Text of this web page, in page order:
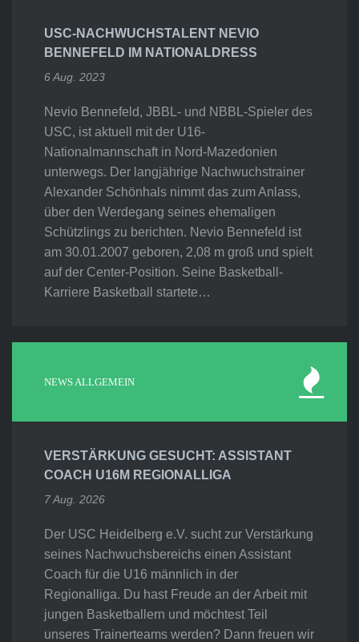
USC-NACHWUCHSTALENT NEVIO
BENNEFELD IM NATIONALDRESS
6 Aug. 2023
Nevio Bennefeld, JBBL- und NBBL-Spieler des
USC, ist aktuell mit der U16-
Nationalmannschaft in Nord-Mazedonien
unterwegs. Der langjährige Nachwuchstrainer
Alexander Schönhals nimmt das zum Anlass,
über den Werdegang seines ehemaligen
Schützlings zu berichten. Nevio Bennefeld ist
am 30.01.2007 geboren, 2,08 m groß und spielt
auf der Center-Position. Seine Basketball-
Karriere Basketball startete…
NEWS ALLGEMEIN
VERSTÄRKUNG GESUCHT: ASSISTANT
COACH U16M REGIONALLIGA
7 Aug. 2026
Der USC Heidelberg e.V. sucht zur Verstärkung
seines Nachwuchsbereichs einen Assistant
Coach für die U16 männlich in der
Regionalliga. Du hast Freude an der Arbeit mit
jungen Basketballern und möchtest Teil
unseres Trainerteams werden? Dann freuen wir